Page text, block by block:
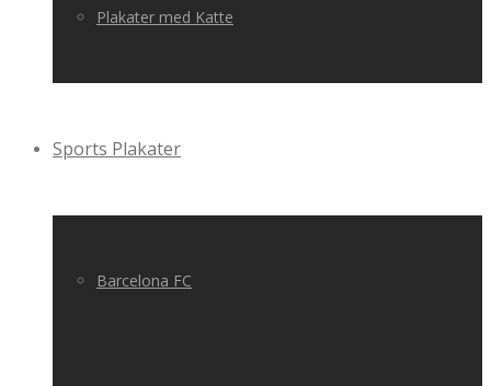
Plakater med Katte
Sports Plakater
Barcelona FC